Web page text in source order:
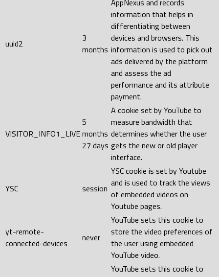
uuid2
3
months
AppNexus and records
information that helps in
differentiating between
devices and browsers. This
information is used to pick out
ads delivered by the platform
and assess the ad
performance and its attribute
payment.
VISITOR_INFO1_LIVE
5
months
27 days
A cookie set by YouTube to
measure bandwidth that
determines whether the user
gets the new or old player
interface.
YSC session
YSC cookie is set by Youtube
and is used to track the views
of embedded videos on
Youtube pages.
yt-remote-
connected-devices
never
YouTube sets this cookie to
store the video preferences of
the user using embedded
YouTube video.
YouTube sets this cookie to